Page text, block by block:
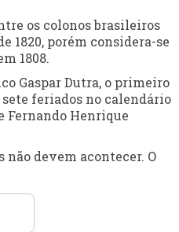
os colonos brasileiros
1820, porém considera-se
1808.
Gaspar Dutra, o primeiro
feriados no calendário
Fernando Henrique
não devem acontecer. O